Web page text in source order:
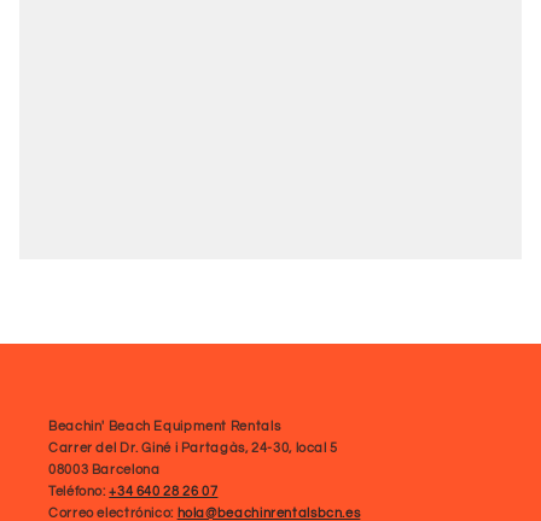
Beachin' Beach Equipment Rentals
Carrer del Dr. Giné i Partagàs, 24-30, local 5
08003 Barcelona
Teléfono:+34 640 28 26 07
Correo electrónico: hola@beachinrentalsbcn.es